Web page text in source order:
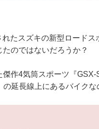
たスズキの新型ロード
のではないだろうか？
作4気筒スポーツ『
の延長線上にあるバイク